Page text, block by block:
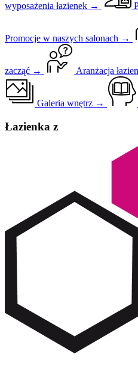
wyposażenia łazienek →
Promocje w naszych salonach →
zacząć → Aranżacja
Galeria wnętrz →
Łazienka z